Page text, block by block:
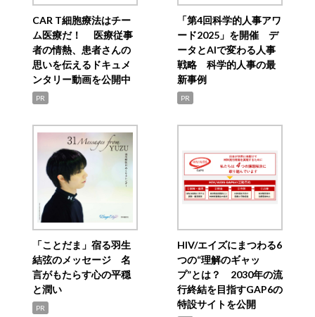
CAR T細胞療法はチー
ム医療だ！ 医療従事
者の情熱、患者さんの
思いを伝えるドキュメ
ンタリー動画を公開中
PR
「第4回科学的人事アワ
ード2025」を開催 デ
ータとAIで変わる人事
戦略 科学的人事の最
新事例
PR
「ことだま」宿る羽生
結弦のメッセージ 名
言がもたらす心の平穏
と潤い
PR
HIV/エイズにまつわる6
つの“理解のギャッ
プ”とは？ 2030年の流
行終結を目指すGAP6の
特設サイトを公開